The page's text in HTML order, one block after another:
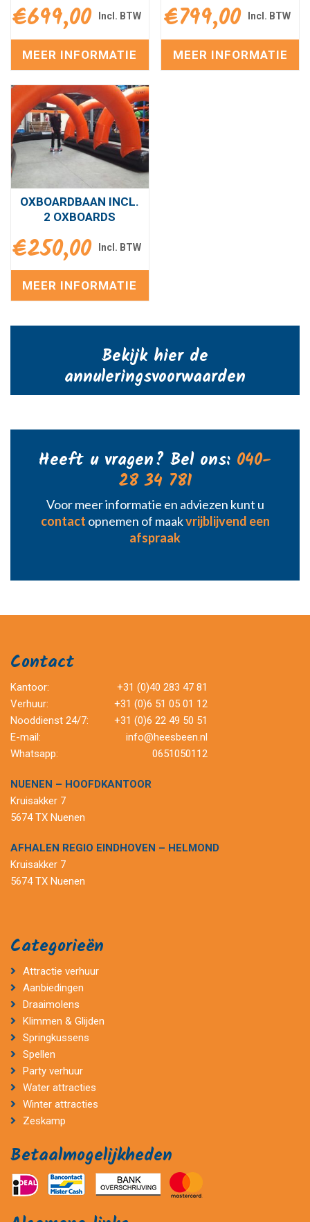
€699,00
MEER INFORMATIE
€799,00
MEER INFORMATIE
OXBOARDBAAN INCL.
2 OXBOARDS
€250,00
MEER INFORMATIE
Bekijk hier de
annuleringsvoorwaarden
Heeft u vragen? Bel ons: 040-
28 34 781
Voor meer informatie en adviezen kunt u
contact opnemen of maakvrijblijvend een
afspraak
Contact
Kantoor:
+31 (0)40 283 47 81
Verhuur:
+31 (0)6 51 05 01 12
Nooddienst 24/7:
+31 (0)6 22 49 50 51
E-mail:
info@heesbeen.nl
Whatsapp:
0651050112
NUENEN – HOOFDKANTOOR
Kruisakker 7
5674 TX Nuenen
AFHALEN REGIO EINDHOVEN – HELMOND
Kruisakker 7
5674 TX Nuenen
Categorieën
Attractie verhuur
Aanbiedingen
Draaimolens
Klimmen & Glijden
Springkussens
Spellen
Party verhuur
Water attracties
Winter attracties
Zeskamp
Betaalmogelijkheden